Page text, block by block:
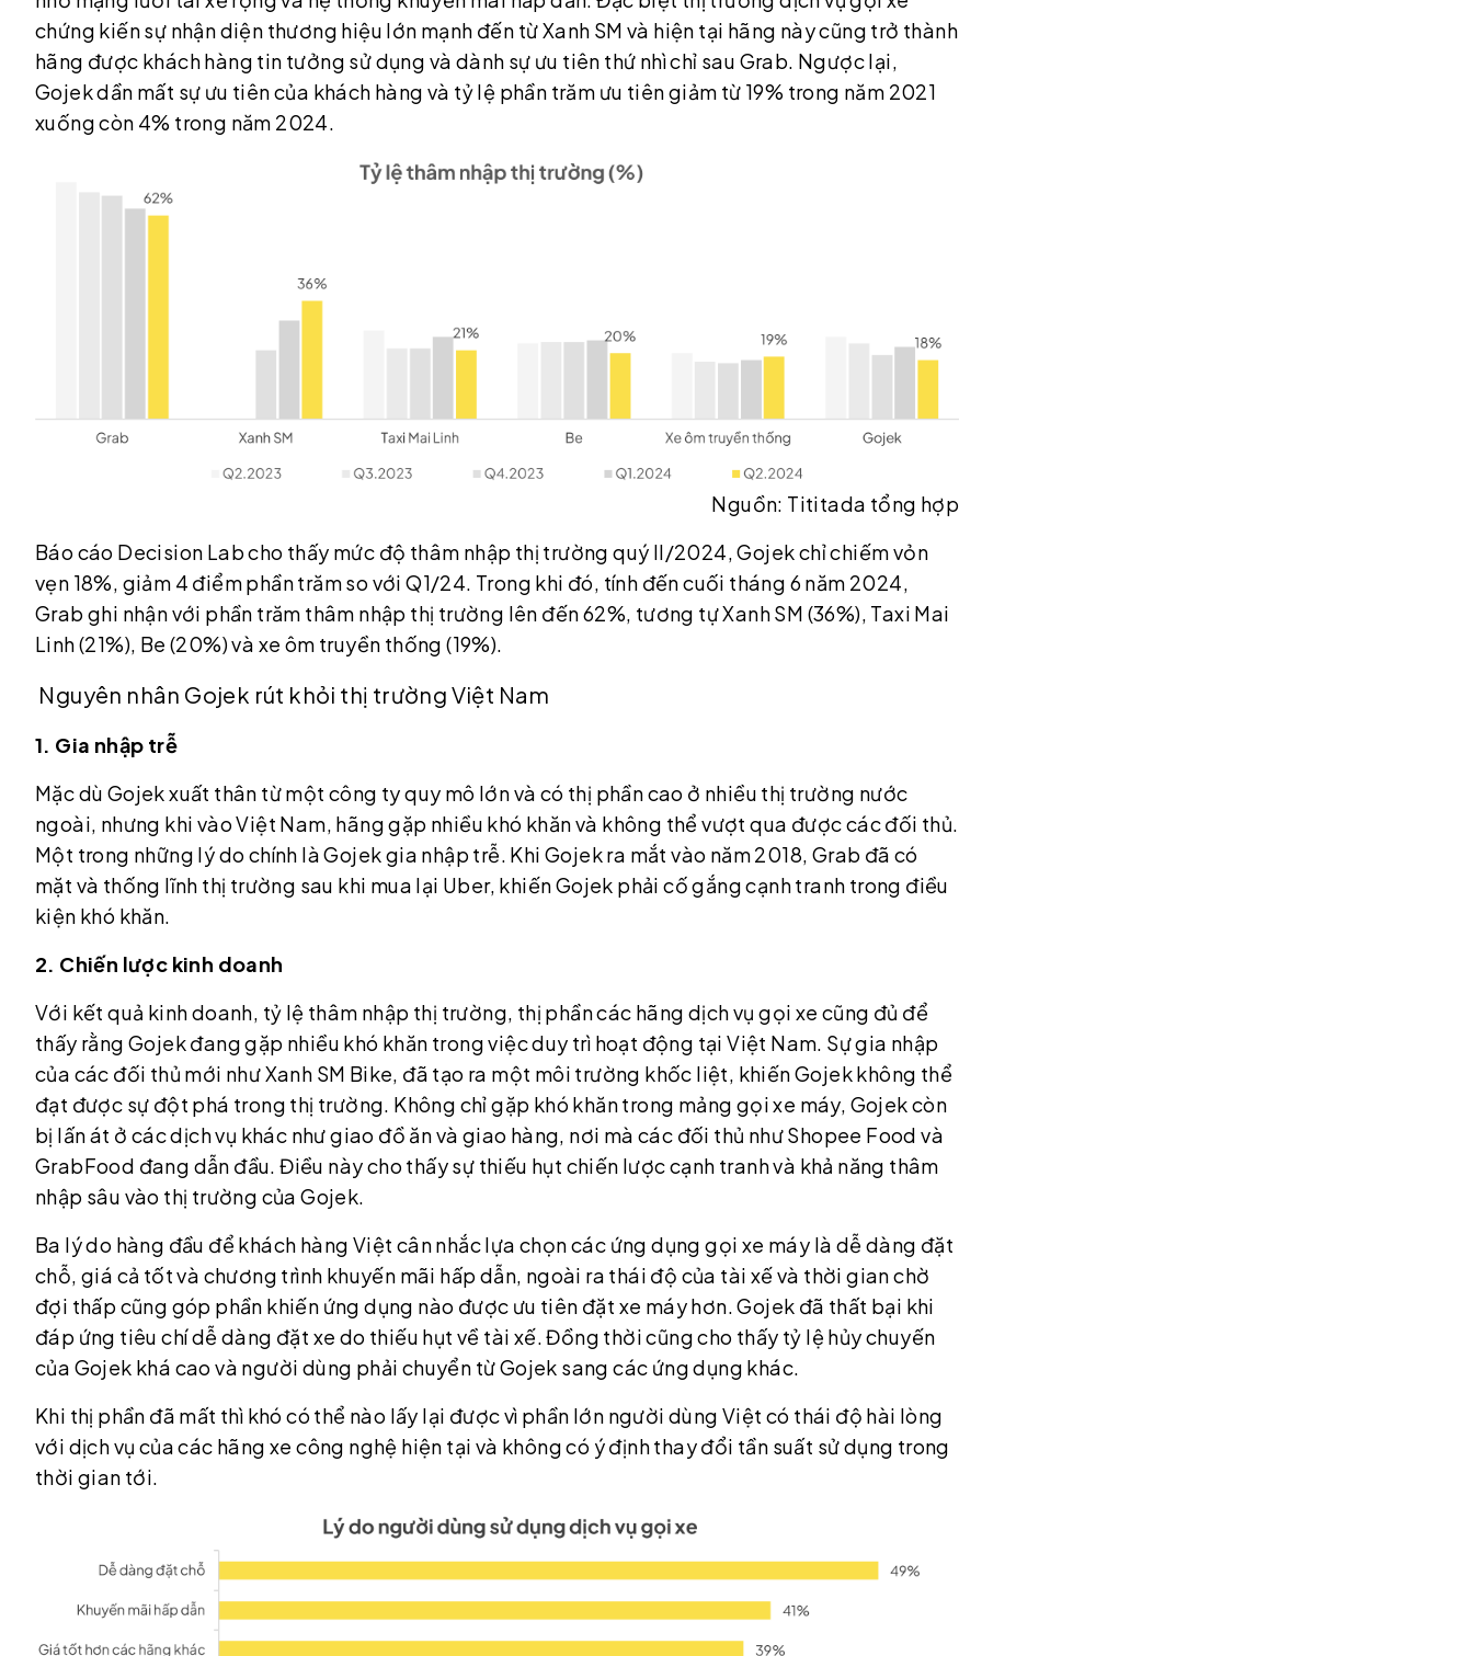
chứng kiến sự nhận diện thương hiệu lớn mạnh đến từ Xanh SM và hiện tại hãng này cũng trở thành
hãng được khách hàng tin tưởng sử dụng và dành sự ưu tiên thứ nhì chỉ sau Grab. Ngược lại,
Gojek dần mất sự ưu tiên của khách hàng và tỷ lệ phần trăm ưu tiên giảm từ 19% trong năm 2021
xuống còn 4% trong năm 2024.
Nguồn: Tititada tổng hợp
Báo cáo Decision Lab cho thấy mức độ thâm nhập thị trường quý II/2024, Gojek chỉ chiếm vỏn
vẹn 18%, giảm 4 điểm phần trăm so với Q1/24. Trong khi đó, tính đến cuối tháng 6 năm 2024,
Grab ghi nhận với phần trăm thâm nhập thị trường lên đến 62%, tương tự Xanh SM (36%), Taxi Mai
Linh (21%), Be (20%) và xe ôm truyền thống (19%).
Nguyên nhân Gojek rút khỏi thị trường Việt Nam
1. Gia nhập trễ
Mặc dù Gojek xuất thân từ một công ty quy mô lớn và có thị phần cao ở nhiều thị trường nước
ngoài, nhưng khi vào Việt Nam, hãng gặp nhiều khó khăn và không thể vượt qua được các đối thủ.
Một trong những lý do chính là Gojek gia nhập trễ. Khi Gojek ra mắt vào năm 2018, Grab đã có
mặt và thống lĩnh thị trường sau khi mua lại Uber, khiến Gojek phải cố gắng cạnh tranh trong điều
kiện khó khăn.
2. Chiến lược kinh doanh
Với kết quả kinh doanh, tỷ lệ thâm nhập thị trường, thị phần các hãng dịch vụ gọi xe cũng đủ để
thấy rằng Gojek đang gặp nhiều khó khăn trong việc duy trì hoạt động tại Việt Nam. Sự gia nhập
của các đối thủ mới như Xanh SM Bike, đã tạo ra một môi trường khốc liệt, khiến Gojek không thể
đạt được sự đột phá trong thị trường. Không chỉ gặp khó khăn trong mảng gọi xe máy, Gojek còn
bị lấn át ở các dịch vụ khác như giao đồ ăn và giao hàng, nơi mà các đối thủ như Shopee Food và
GrabFood đang dẫn đầu. Điều này cho thấy sự thiếu hụt chiến lược cạnh tranh và khả năng thâm
nhập sâu vào thị trường của Gojek.
Ba lý do hàng đầu để khách hàng Việt cân nhắc lựa chọn các ứng dụng gọi xe máy là dễ dàng đặt
chỗ, giá cả tốt và chương trình khuyến mãi hấp dẫn, ngoài ra thái độ của tài xế và thời gian chờ
đợi thấp cũng góp phần khiến ứng dụng nào được ưu tiên đặt xe máy hơn. Gojek đã thất bại khi
đáp ứng tiêu chí dễ dàng đặt xe do thiếu hụt về tài xế. Đồng thời cũng cho thấy tỷ lệ hủy chuyến
của Gojek khá cao và người dùng phải chuyển từ Gojek sang các ứng dụng khác.
Khi thị phần đã mất thì khó có thể nào lấy lại được vì phần lớn người dùng Việt có thái độ hài lòng
với dịch vụ của các hãng xe công nghệ hiện tại và không có ý định thay đổi tần suất sử dụng trong
thời gian tới.